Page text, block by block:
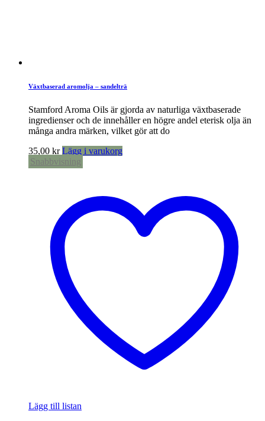
Växtbaserad aromolja – sandelträ
Stamford Aroma Oils är gjorda av naturliga växtbaserade
ingredienser och de innehåller en högre andel eterisk olja än
många andra märken, vilket gör att do
35,00 kr Lägg i varukorg
Snabbvisning
Lägg till listan